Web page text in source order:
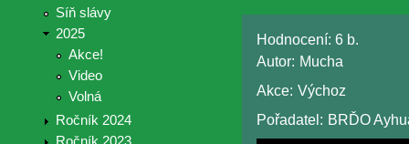
Síň slávy
2025
Akce!
Video
Volná
Ročník 2024
Hodnocení: 6 b.
Autor: Mucha
Akce: Výchoz
Pořadatel: BRĎO